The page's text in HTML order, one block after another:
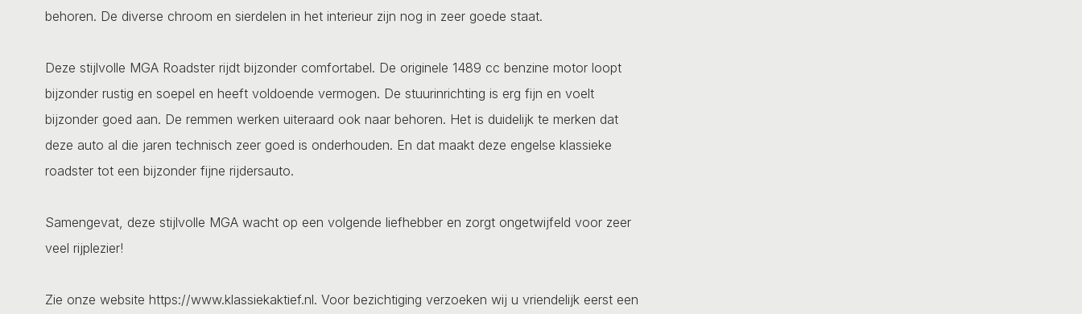
behoren. De diverse chroom en sierdelen in het interieur zijn nog in zeer goede staat.
Deze stijlvolle MGA Roadster rijdt bijzonder comfortabel. De originele 1489 cc benzine motor loopt
bijzonder rustig en soepel en heeft voldoende vermogen. De stuurinrichting is erg fijn en voelt
bijzonder goed aan. De remmen werken uiteraard ook naar behoren. Het is duidelijk te merken dat
deze auto al die jaren technisch zeer goed is onderhouden. En dat maakt deze engelse klassieke
roadster tot een bijzonder fijne rijdersauto.
Samengevat, deze stijlvolle MGA wacht op een volgende liefhebber en zorgt ongetwijfeld voor zeer
veel rijplezier!
Zie onze website https://www.klassiekaktief.nl. Voor bezichtiging verzoeken wij u vriendelijk eerst een